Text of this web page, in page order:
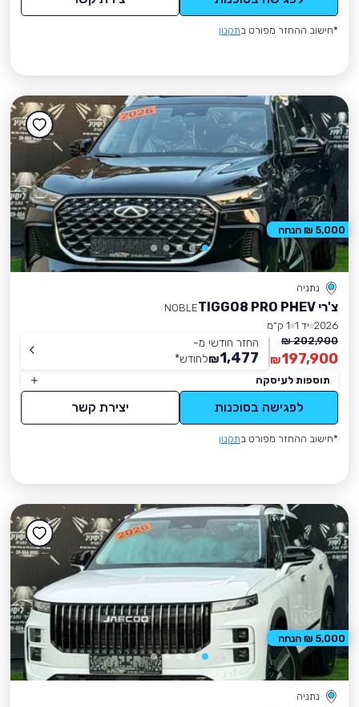
*חישוב ההחזר מפורט בתקנון
נתניה
צ'רי TIGGO8 PRO PHEV
NOBLE
2026 יד 1
1 ק״מ
202,900 ₪
197,900
₪
החזר חודשי מ-
1,477
₪לחודש*
תוספות לעיסקה
לפגישה בסוכנות יצירת קשר
*חישוב ההחזר מפורט בתקנון
5,000 ₪ הנחה
נתניה
5,000 ₪ הנחה